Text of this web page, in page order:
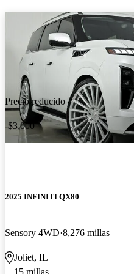
Precio reducido
-$3,000
2025 INFINITI QX80
Sensory 4WD 8,276 millas
Joliet, IL